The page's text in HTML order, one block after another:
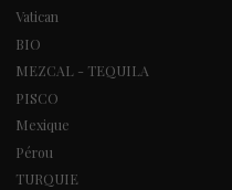
Vatican
BIO
MEZCAL - TEQUILA
PISCO
Mexique
Pérou
TURQUIE